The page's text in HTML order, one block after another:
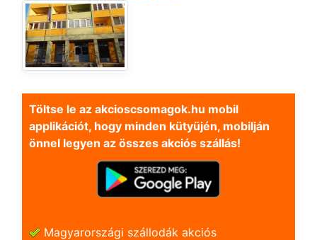
Töltse le az akcioscsomagok.hu mobil
applikációt, hogy minden kütyüjén, mobilján
önnel legyen az összes akciós szállás!
Magyarországi szállodák akciós